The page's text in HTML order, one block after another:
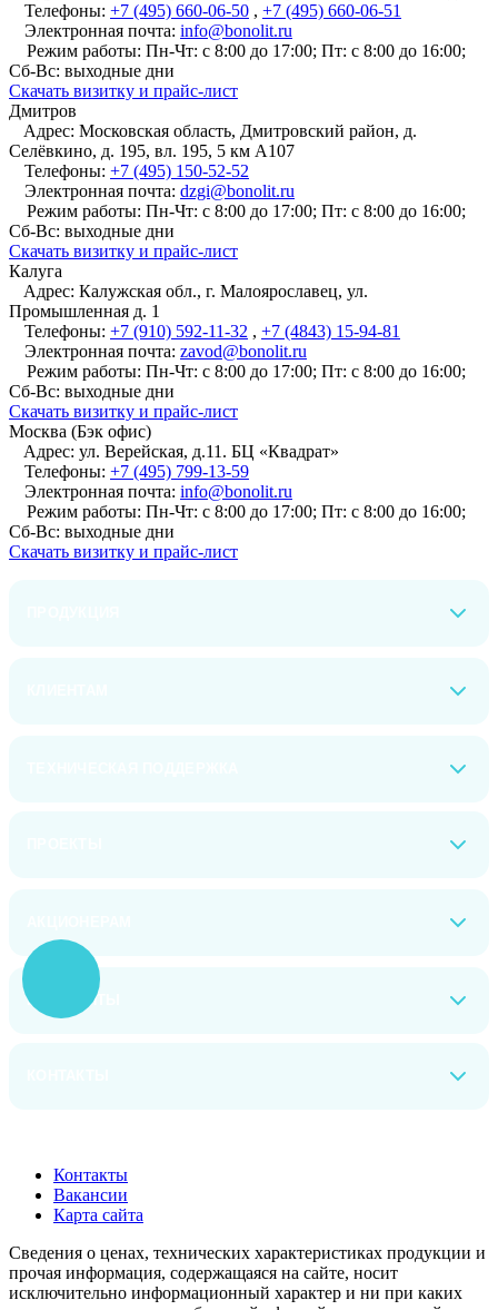
Телефоны: +7 (495) 660-06-50 , +7 (495) 660-06-51
Электронная почта: info@bonolit.ru
Режим работы: Пн-Чт: с 8:00 до 17:00; Пт: с 8:00 до 16:00;
Сб-Вс: выходные дни
Cкачать визитку и прайс-лист
Дмитров
Адрес: Московская область, Дмитровский район, д.
Селёвкино, д. 195, вл. 195, 5 км А107
Телефоны: +7 (495) 150-52-52
Электронная почта: dzgi@bonolit.ru
Режим работы: Пн-Чт: с 8:00 до 17:00; Пт: с 8:00 до 16:00;
Сб-Вс: выходные дни
Cкачать визитку и прайс-лист
Калуга
Адрес: Калужская обл., г. Малоярославец, ул.
Промышленная д. 1
Телефоны: +7 (910) 592-11-32 , +7 (4843) 15-94-81
Электронная почта: zavod@bonolit.ru
Режим работы: Пн-Чт: с 8:00 до 17:00; Пт: с 8:00 до 16:00;
Сб-Вс: выходные дни
Cкачать визитку и прайс-лист
Москва (Бэк офис)
Адрес: ул. Верейская, д.11. БЦ «Квадрат»
Телефоны: +7 (495) 799-13-59
Электронная почта: info@bonolit.ru
Режим работы: Пн-Чт: с 8:00 до 17:00; Пт: с 8:00 до 16:00;
Сб-Вс: выходные дни
Cкачать визитку и прайс-лист
РЕКВИЗИТЫ
Контакты
Вакансии
Карта сайта
Сведения о ценах, технических характеристиках продукции и
прочая информация, содержащаяся на сайте, носит
исключительно информационный характер и ни при каких